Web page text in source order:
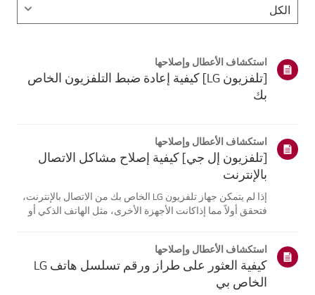
استكشاف الأعطال وإصلاحها
[تلفزيون LG] كيفية إعادة ضبط التلفزيون الخاص
بك
استكشاف الأعطال وإصلاحها
[تلفزيون إل جي] كيفية إصلاح مشاكل الاتصال
بالإنترنت
إذا لم يتمكن جهاز تلفزيون LG الخاص بك من الاتصال بالإنترنت،
فتحقق أولاً مما إذاكانت الأجهزة الأخرى، مثل الهاتف الذكي أو
تكمن في جها...
استكشاف الأعطال وإصلاحها
كيفية العثور على طراز ورقم تسلسل هاتف LG
الخاص بي